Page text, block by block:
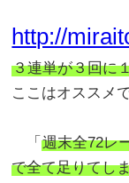
http://
３連単が３回に
ここはオススメ
「週末全72レ
で全て足りてし